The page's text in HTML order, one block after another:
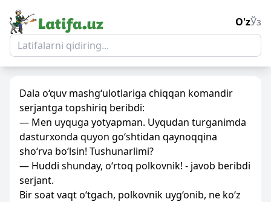
O'zЎз
Dala o‘quv mashg‘ulotlariga chiqqan komandir
serjantga topshiriq beribdi:
— Men uyquga yotyapman. Uyqudan turganimda
dasturxonda quyon go‘shtidan qaynoqqina
sho‘rva bo‘lsin! Tushunarlimi?
— Huddi shunday, o‘rtoq polkovnik! - javob beribdi
serjant.
Bir soat vaqt o‘tgach, polkovnik uyg‘onib, ne ko‘z